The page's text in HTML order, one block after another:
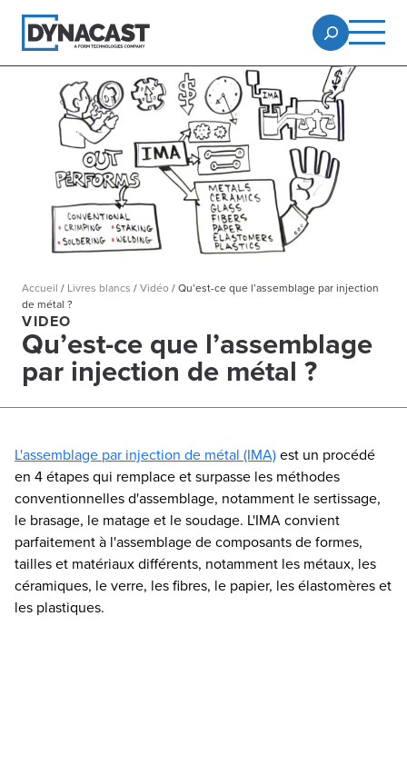
Accueil / Livres blancs /Vidéo/Qu’est-ce que l’assemblage par injection
de métal ?
VIDEO
Qu’est-ce que l’assemblage
par injection de métal ?
L'assemblage par injection de métal (IMA)est un procédé
en 4 étapes qui remplace et surpasse les méthodes
conventionnelles d'assemblage, notamment le sertissage,
le brasage, le matage et le soudage. L'IMA convient
parfaitement à l'assemblage de composants de formes,
tailles et matériaux différents, notamment les métaux, les
céramiques, le verre, les fibres, le papier, les élastomères et
les plastiques.